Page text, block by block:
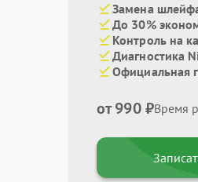
Замена
До 30%
Контроль на
Диагностика
Официальная
от 990 ₽Время